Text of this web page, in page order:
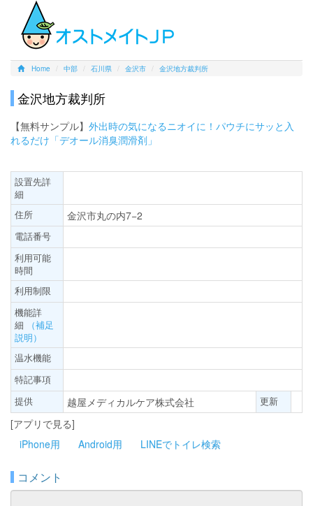
Home 中部 石川県 金沢市 金沢地方裁判所
金沢地方裁判所
【無料サンプル】 外出時の気になるニオイに！パウチにサッと入
れるだけ「デオール消臭潤滑剤」
設置先詳
細
住所
金沢市丸の内7−2
電話番号
利用可能
時間
利用制限
機能詳
細
（補足
説明）
温水機能
特記事項
提供
越屋メディカルケア株式会社 更新
[アプリで見る]
iPhone用
Android用 LINEでトイレ検索
コメント